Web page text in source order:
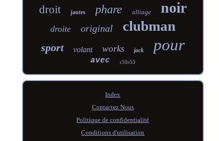
droit jantes phare alliage noir
droite original clubman
sport volant works jack pour
avec r50r53
Index
Contactez Nous
Politique de confidentialité
Conditions d'utilisation